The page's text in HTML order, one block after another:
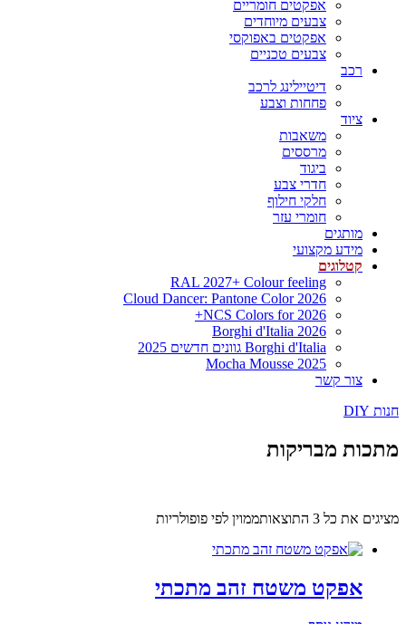
אפקטים חומריים
צבעים מיוחדים
אפקטים באפוקסי
צבעים טכניים
רכב
דיטיילינג לרכב
פחחות וצבע
ציוד
משאבות
מרססים
ביגוד
חדרי צבע
חלקי חילוף
חומרי עזר
מותגים
מידע מקצועי
קטלוגים
RAL 2027+ Colour feeling
Cloud Dancer: Pantone Color 2026
NCS Colors for 2026+
Borghi d'Italia 2026
Borghi d'Italia גוונים חדשים 2025
Mocha Mousse 2025
צור קשר
חנות DIY
מתכות מבריקות
מציגים את כל ⁦3⁩ התוצאות ממוין לפי פופולריות
אפקט משטח זהב מתכתי